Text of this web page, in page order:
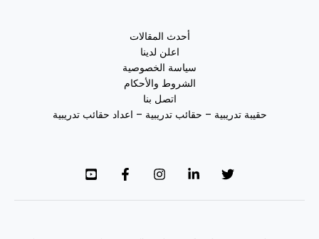
أحدث المقالات
اعلن لدينا
سياسة الخصوصية
الشروط والأحكام
اتصل بنا
حقيبة تدريبية – حقائب تدريبية – اعداد حقائب تدريبية